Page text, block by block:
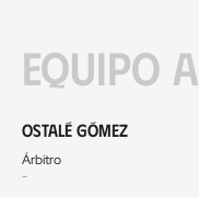
Equipo
Ostalé Gómez
Árbitro
-